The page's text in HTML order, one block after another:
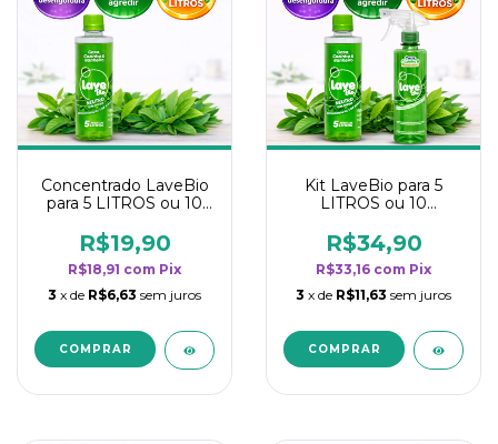
Concentrado LaveBio
para 5 LITROS ou 10
rendimento da
categoria - Neutro
R$19,90
R$18,91 com Pix
3 x de R$6,63 sem juros
Kit LaveBio para 5
LITROS ou 10
rendimento da
categoria - Neutro
R$34,90
R$33,16 com Pix
3 x de R$11,63 sem juros